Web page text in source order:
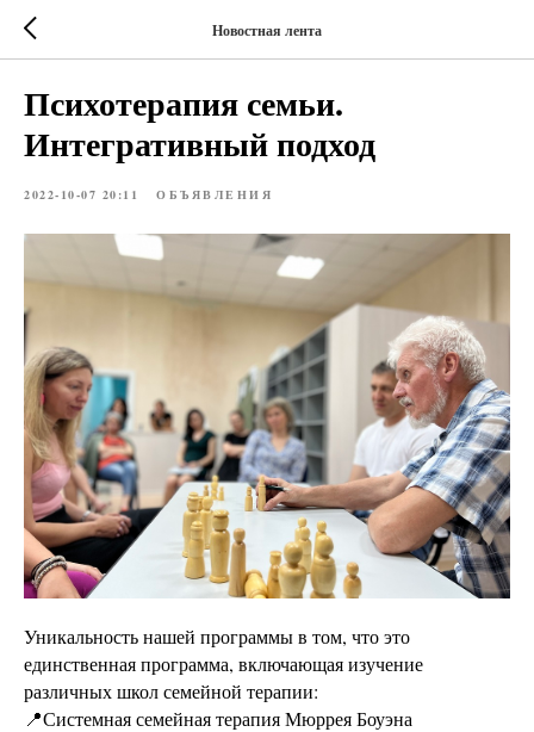
Новостная лента
Психотерапия семьи.
Интегративный подход
2022-10-07 20:11 ОБЪЯВЛЕНИЯ
Уникальность нашей программы в том, что это
единственная программа, включающая изучение
различных школ семейной терапии:
📍Системная семейная терапия Мюррея Боуэна